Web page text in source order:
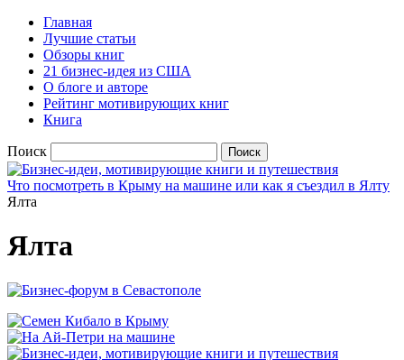
Главная
Лучшие статьи
Обзоры книг
21 бизнес-идея из США
О блоге и авторе
Рейтинг мотивирующих книг
Книга
Поиск
Что посмотреть в Крыму на машине или как я съездил в Ялту
Ялта
Ялта